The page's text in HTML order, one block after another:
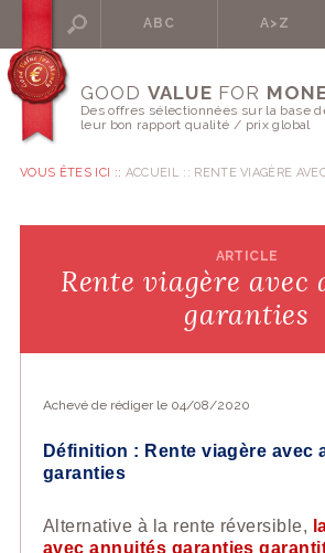
ABC A>Z
GOOD VALUE FOR
Des offres sélectionnées sur la base
leur bon rapport qualité / prix global
VOUS ÊTES ICI :: ACCUEIL RENTE VIAGÈRE
ARTICLE
Rente viagère avec
garanties
Achevé de rédiger le 04/08/2020
Définition : Rente viagère avec
garanties
Alternative à la rente réversible,
avec annuités garanties